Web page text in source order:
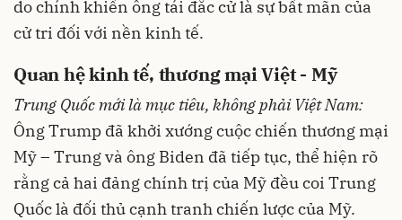
do chính khiến ông tái đắc cử là sự bất mãn của
cử tri đối với nền kinh tế.
Quan hệ kinh tế, thương mại Việt - Mỹ
Trung Quốc mới là mục tiêu, không phải Việt Nam:
Ông Trump đã khởi xướng cuộc chiến thương mại
Mỹ – Trung và ông Biden đã tiếp tục, thể hiện rõ
rằng cả hai đảng chính trị của Mỹ đều coi Trung
Quốc là đối thủ cạnh tranh chiến lược của Mỹ.